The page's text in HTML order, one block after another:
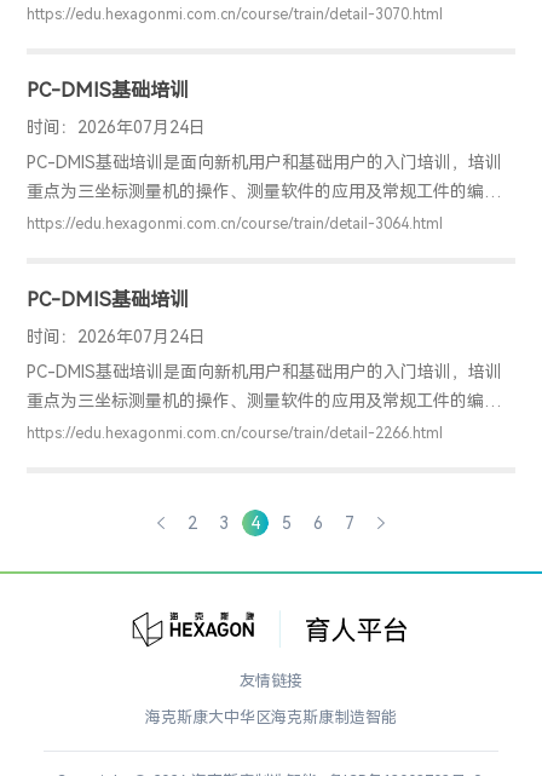
检测。通过该培训，用户可以掌握PC-DMIS软件的基础应用，明
https://edu.hexagonmi.com.cn/course/train/detail-3070.html
PC-DMIS基础培训
时间：2026年07月24日
PC-DMIS基础培训是面向新机用户和基础用户的入门培训，培训
重点为三坐标测量机的操作、测量软件的应用及常规工件的编程
检测。通过该培训，用户可以掌握PC-DMIS软件的基础应用，明
https://edu.hexagonmi.com.cn/course/train/detail-3064.html
PC-DMIS基础培训
时间：2026年07月24日
PC-DMIS基础培训是面向新机用户和基础用户的入门培训，培训
重点为三坐标测量机的操作、测量软件的应用及常规工件的编程
检测。通过该培训，用户可以掌握PC-DMIS软件的基础应用，明
https://edu.hexagonmi.com.cn/course/train/detail-2266.html
2 3 4 5 6 7
友情链接
海克斯康大中华区海克斯康制造智能